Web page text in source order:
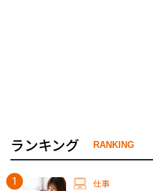
ランキング RANKING
仕事